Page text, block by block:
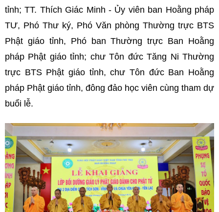
tỉnh; TT. Thích Giác Minh - Ủy viên ban Hoằng pháp
TƯ, Phó Thư ký, Phó Văn phòng Thường trực BTS
Phật giáo tỉnh, Phó ban Thường trực Ban Hoằng
pháp Phật giáo tỉnh; chư Tôn đức Tăng Ni Thường
trực BTS Phật giáo tỉnh, chư Tôn đức Ban Hoằng
pháp Phật giáo tỉnh, đông đảo học viên cùng tham dự
buổi lễ.